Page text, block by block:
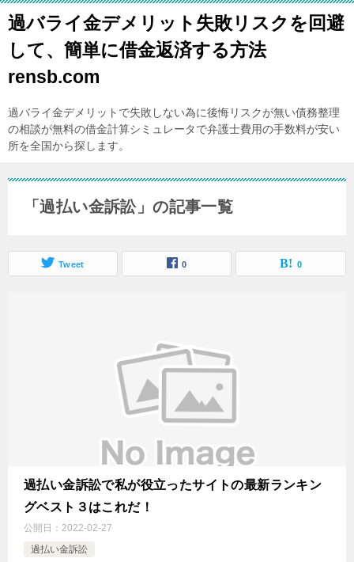
過バライ金デメリット失敗リスクを回避
して、簡単に借金返済する方法
rensb.com
過バライ金デメリットで失敗しない為に後悔リスクが無い債務整理
の相談が無料の借金計算シミュレータで弁護士費用の手数料が安い
所を全国から探します。
「過払い金訴訟」の記事一覧
Tweet 0 0
過払い金訴訟で私が役立ったサイトの最新ランキン
グベスト３はこれだ！
公開日： 2022-02-27
過払い金訴訟